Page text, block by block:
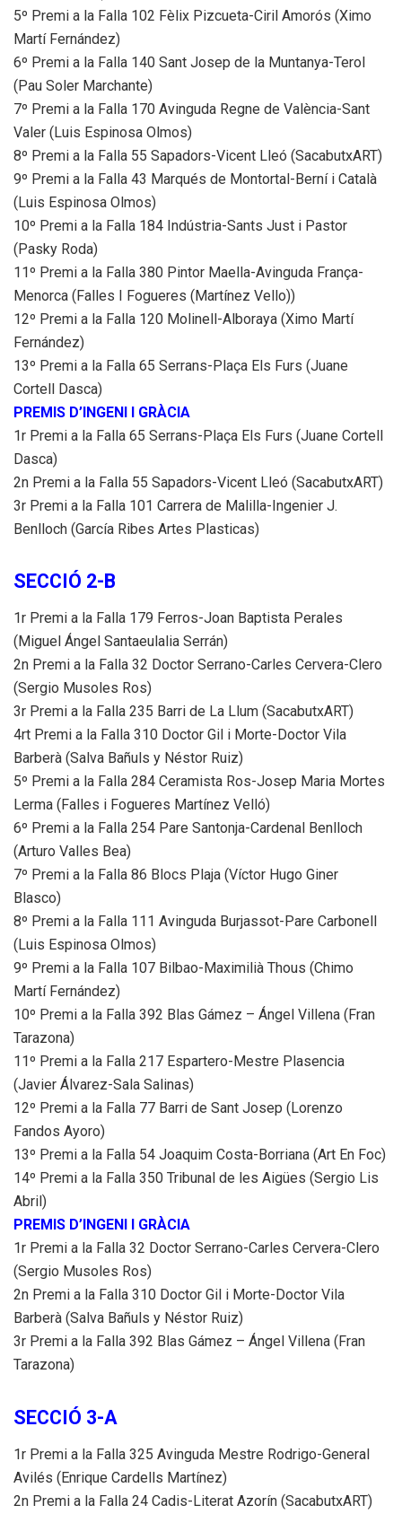
5º Premi a la Falla 102 Fèlix Pizcueta-Ciril Amorós (Ximo
Martí Fernández)
6º Premi a la Falla 140 Sant Josep de la Muntanya-Terol
(Pau Soler Marchante)
7º Premi a la Falla 170 Avinguda Regne de València-Sant
Valer (Luis Espinosa Olmos)
8º Premi a la Falla 55 Sapadors-Vicent Lleó (SacabutxART)
9º Premi a la Falla 43 Marqués de Montortal-Berní i Català
(Luis Espinosa Olmos)
10º Premi a la Falla 184 Indústria-Sants Just i Pastor
(Pasky Roda)
11º Premi a la Falla 380 Pintor Maella-Avinguda França-
Menorca (Falles I Fogueres (Martínez Vello))
12º Premi a la Falla 120 Molinell-Alboraya (Ximo Martí
Fernández)
13º Premi a la Falla 65 Serrans-Plaça Els Furs (Juane
Cortell Dasca)
PREMIS D’INGENI I GRÀCIA
1r Premi a la Falla 65 Serrans-Plaça Els Furs (Juane Cortell
Dasca)
2n Premi a la Falla 55 Sapadors-Vicent Lleó (SacabutxART)
3r Premi a la Falla 101 Carrera de Malilla-Ingenier J.
Benlloch (García Ribes Artes Plasticas)
SECCIÓ 2-B
1r Premi a la Falla 179 Ferros-Joan Baptista Perales
(Miguel Ángel Santaeulalia Serrán)
2n Premi a la Falla 32 Doctor Serrano-Carles Cervera-Clero
(Sergio Musoles Ros)
3r Premi a la Falla 235 Barri de La Llum (SacabutxART)
4rt Premi a la Falla 310 Doctor Gil i Morte-Doctor Vila
Barberà (Salva Bañuls y Néstor Ruiz)
5º Premi a la Falla 284 Ceramista Ros-Josep Maria Mortes
Lerma (Falles i Fogueres Martínez Velló)
6º Premi a la Falla 254 Pare Santonja-Cardenal Benlloch
(Arturo Valles Bea)
7º Premi a la Falla 86 Blocs Plaja (Víctor Hugo Giner
Blasco)
8º Premi a la Falla 111 Avinguda Burjassot-Pare Carbonell
(Luis Espinosa Olmos)
9º Premi a la Falla 107 Bilbao-Maximilià Thous (Chimo
Martí Fernández)
10º Premi a la Falla 392 Blas Gámez – Ángel Villena (Fran
Tarazona)
11º Premi a la Falla 217 Espartero-Mestre Plasencia
(Javier Álvarez-Sala Salinas)
12º Premi a la Falla 77 Barri de Sant Josep (Lorenzo
Fandos Ayoro)
13º Premi a la Falla 54 Joaquim Costa-Borriana (Art En Foc)
14º Premi a la Falla 350 Tribunal de les Aigües (Sergio Lis
Abril)
PREMIS D’INGENI I GRÀCIA
1r Premi a la Falla 32 Doctor Serrano-Carles Cervera-Clero
(Sergio Musoles Ros)
2n Premi a la Falla 310 Doctor Gil i Morte-Doctor Vila
Barberà (Salva Bañuls y Néstor Ruiz)
3r Premi a la Falla 392 Blas Gámez – Ángel Villena (Fran
Tarazona)
SECCIÓ 3-A
1r Premi a la Falla 325 Avinguda Mestre Rodrigo-General
Avilés (Enrique Cardells Martínez)
2n Premi a la Falla 24 Cadis-Literat Azorín (SacabutxART)